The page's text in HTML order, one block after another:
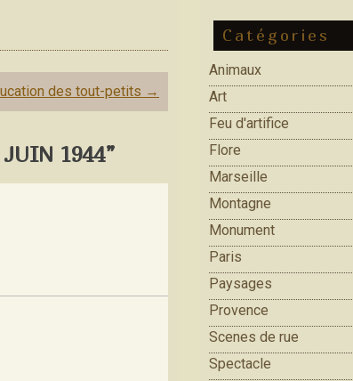
des tout-petits →
JUIN 1944”
Catégories
Animaux
Art
Feu d'artifice
Flore
Marseille
Montagne
Monument
Paris
Paysages
Provence
Scenes de rue
Spectacle